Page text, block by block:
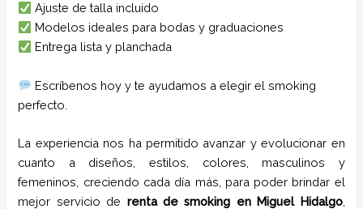
Ajuste de talla incluido
Modelos ideales para bodas y graduaciones
Entrega lista y planchada
Escríbenos hoy y te ayudamos a elegir el smoking
perfecto.
La experiencia nos ha permitido avanzar y evolucionar en
cuanto a diseños, estilos, colores, masculinos y
femeninos, creciendo cada día más, para poder brindar el
mejor servicio de renta de smoking en Miguel Hidalgo,